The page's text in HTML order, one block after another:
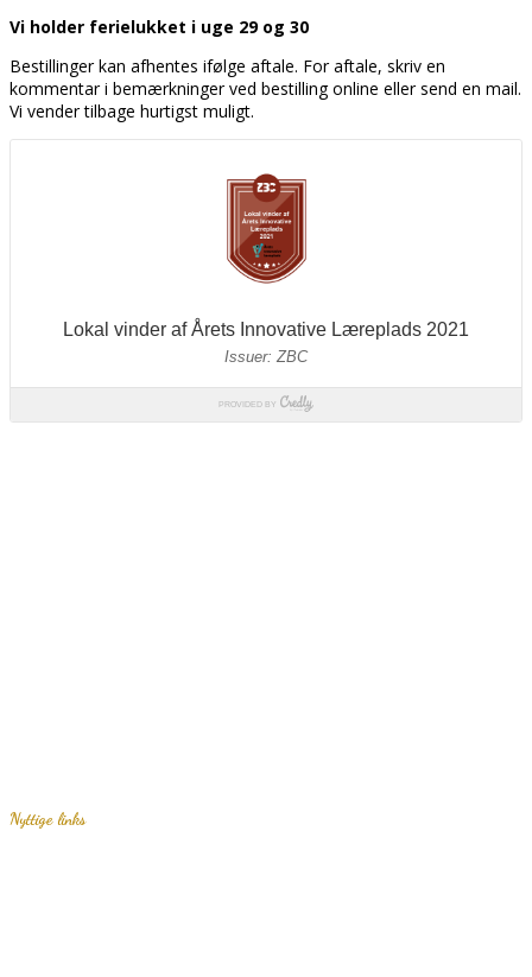
Vi holder ferielukket i uge 29 og 30
Bestillinger kan afhentes ifølge aftale. For aftale, skriv en
kommentar i bemærkninger ved bestilling online eller send en mail.
Vi vender tilbage hurtigst muligt.
Nyttige links